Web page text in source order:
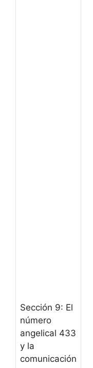
Sección 9: El
número
angelical 433
y la
comunicación